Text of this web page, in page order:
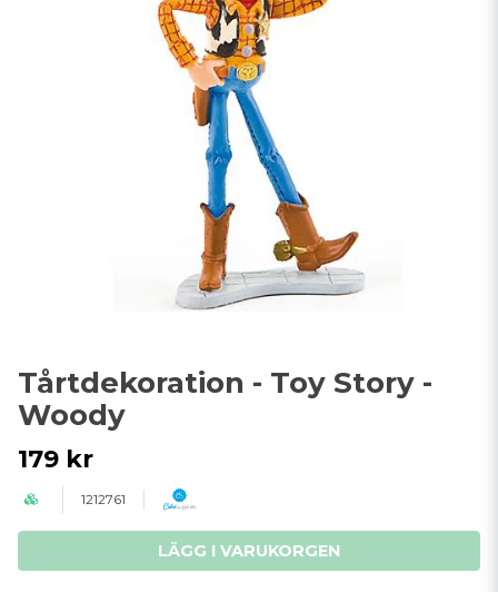
Tårtdekoration - Toy Story -
Woody
179 kr
1212761
LÄGG I VARUKORGEN